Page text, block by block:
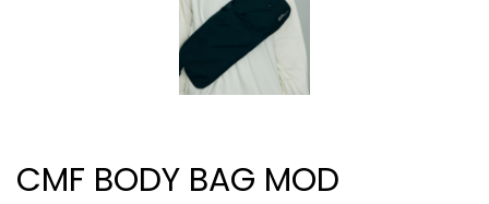
CMF BODY BAG MOD